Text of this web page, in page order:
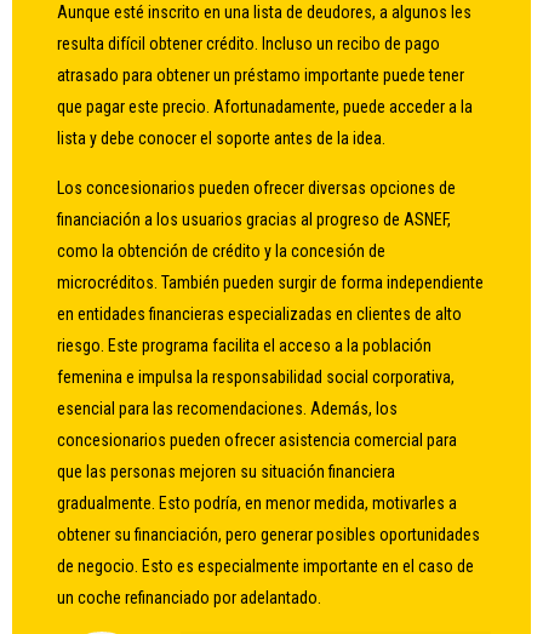
Aunque esté inscrito en una lista de deudores, a algunos les
resulta difícil obtener crédito. Incluso un recibo de pago
atrasado para obtener un préstamo importante puede tener
que pagar este precio. Afortunadamente, puede acceder a la
lista y debe conocer el soporte antes de la idea.
Los concesionarios pueden ofrecer diversas opciones de
financiación a los usuarios gracias al progreso de ASNEF,
como la obtención de crédito y la concesión de
microcréditos. También pueden surgir de forma independiente
en entidades financieras especializadas en clientes de alto
riesgo. Este programa facilita el acceso a la población
femenina e impulsa la responsabilidad social corporativa,
esencial para las recomendaciones. Además, los
concesionarios pueden ofrecer asistencia comercial para
que las personas mejoren su situación financiera
gradualmente. Esto podría, en menor medida, motivarles a
obtener su financiación, pero generar posibles oportunidades
de negocio. Esto es especialmente importante en el caso de
un coche refinanciado por adelantado.